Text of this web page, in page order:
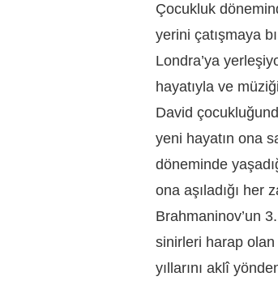
Çocukluk
yerini çatışmaya
Londra’ya
hayatıyla ve
David
yeni hayatın ona
döneminde
ona aşıladığı her
Brahmaninov’un
sinirleri harap olan
yıllarını aklî